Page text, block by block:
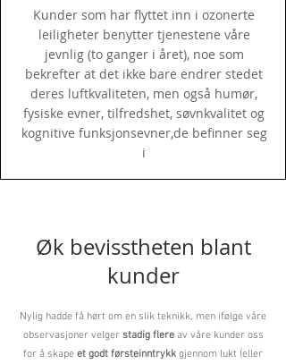
Kunder som har flyttet inn i ozonerte
leiligheter benytter tjenestene våre
jevnlig (to ganger i året), noe som
bekrefter at det ikke bare endrer stedet
deres luftkvaliteten, men også humør,
fysiske evner, tilfredshet, søvnkvalitet og
kognitive funksjonsevner,de befinner seg
i
Øk bevisstheten blant
kunder
Nylig hadde få hørt om en slik teknikk, men ifølge våre
observasjoner velger stadig flere av våre kunder oss
for å skape et godt førsteinntrykk gjennom lukt (eller